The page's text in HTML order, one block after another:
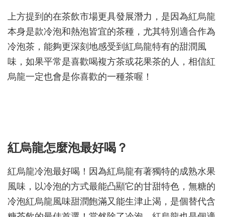
上方提到的在茶飲市場更具發展潛力，是因為紅烏龍
本身是款冷泡和熱泡皆宜的茶種，尤其特別適合作為
冷泡茶，能夠更深刻地感受到紅烏龍特有的甜潤風
味，如果平常是喜歡喝複方茶或花果茶的人，相信紅
烏龍一定也會是你喜歡的一種茶喔！
紅烏龍怎麼泡最好喝？
紅烏龍冷泡最好喝！因為紅烏龍有著獨特的成熟水果
風味，以冷泡的方式最能凸顯它的甘甜特色，無糖的
冷泡紅烏龍風味甜潤飽滿又能生津止渴，是個替代含